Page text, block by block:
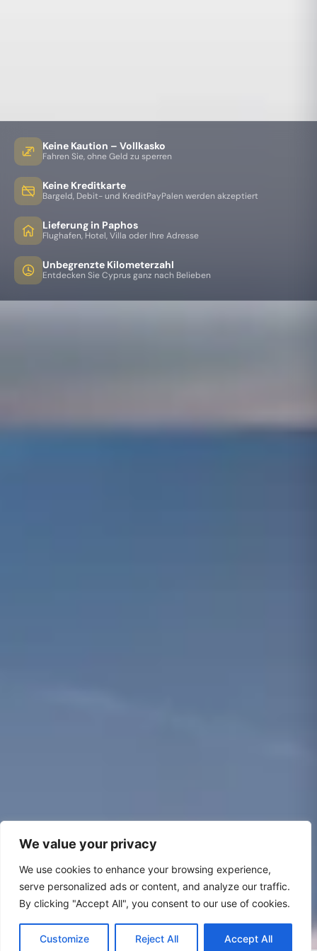
We value your privacy
We use cookies to enhance your browsing experience,
serve personalized ads or content, and analyze our traffic.
By clicking "Accept All", you consent to our use of cookies.
Customize Reject All Accept All
Keine Kaution – Vollkasko
Fahren Sie, ohne Geld zu sperren
Keine Kreditkarte
Bargeld, Debit- und KreditPayPalen werden akzeptiert
Lieferung in Paphos
Flughafen, Hotel, Villa oder Ihre Adresse
Unbegrenzte Kilometerzahl
Entdecken Sie Cyprus ganz nach Belieben